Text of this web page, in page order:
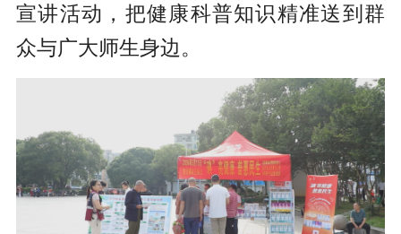
宣讲活动，把健康科普知识精准送到群
众与广大师生身边。